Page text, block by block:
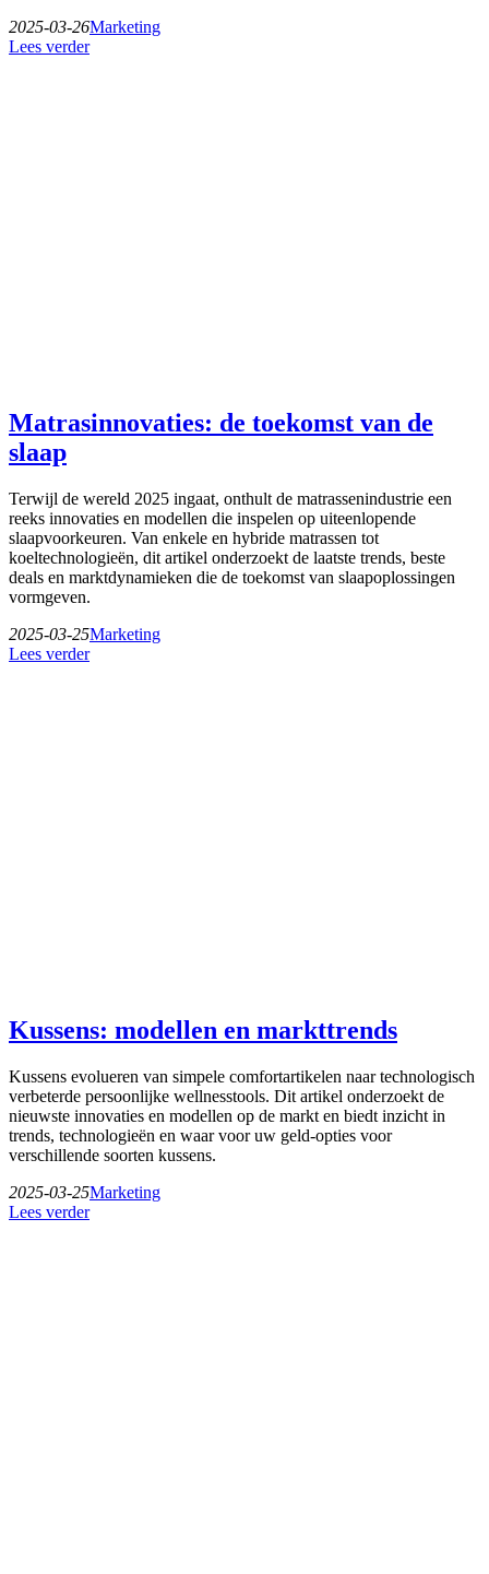
2025-03-26Marketing
Lees verder
Matrasinnovaties: de toekomst van de
slaap
Terwijl de wereld 2025 ingaat, onthult de matrassenindustrie een
reeks innovaties en modellen die inspelen op uiteenlopende
slaapvoorkeuren. Van enkele en hybride matrassen tot
koeltechnologieën, dit artikel onderzoekt de laatste trends, beste
deals en marktdynamieken die de toekomst van slaapoplossingen
vormgeven.
2025-03-25Marketing
Lees verder
Kussens: modellen en markttrends
Kussens evolueren van simpele comfortartikelen naar technologisch
verbeterde persoonlijke wellnesstools. Dit artikel onderzoekt de
nieuwste innovaties en modellen op de markt en biedt inzicht in
trends, technologieën en waar voor uw geld-opties voor
verschillende soorten kussens.
2025-03-25Marketing
Lees verder